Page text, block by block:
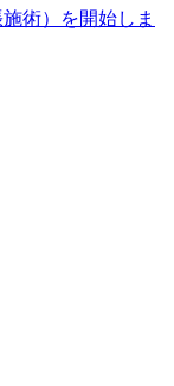
術）を開始しま